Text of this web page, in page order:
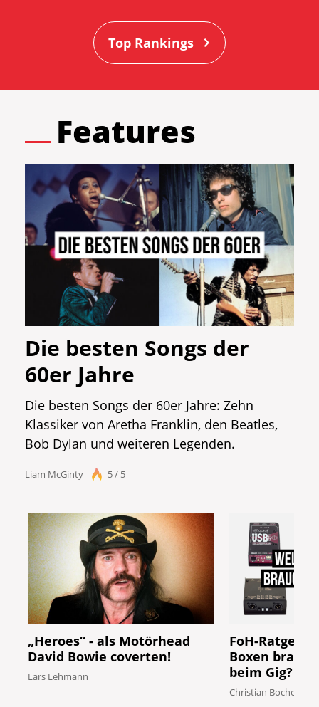
Top Rankings
Features
Die besten Songs der
60er Jahre
Die besten Songs der 60er Jahre: Zehn
Klassiker von Aretha Franklin, den Beatles,
Bob Dylan und weiteren Legenden.
Liam McGinty 5 / 5
„Heroes“ - als Motörhead
David Bowie coverten!
Lars Lehmann
FoH-
Boxen
beim Gig?
Christian Boche